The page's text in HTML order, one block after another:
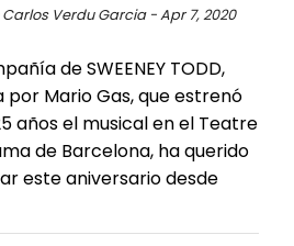
Verdu Garcia - Apr 7, 2020
de SWEENEY TODD,
por Mario Gas, que estrenó
años el musical en el Teatre
de Barcelona, ha querido
este aniversario desde